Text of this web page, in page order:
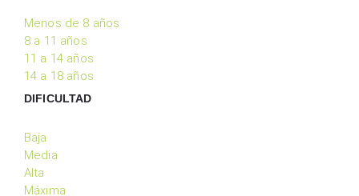
Menos de 8 años
8 a 11 años
11 a 14 años
14 a 18 años
DIFICULTAD
Baja
Media
Alta
Máxima